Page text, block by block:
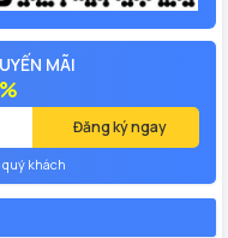
MÃI
Đăng ký ngay
khách